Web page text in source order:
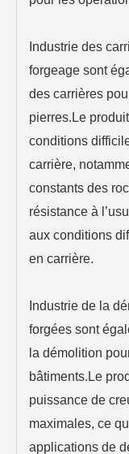
Industrie des
forgeage sont
des carrières
pierres.Le
conditions
carrière,
constants des
résistance à
aux conditions
en carrière.
Industrie de la
forgées sont
la démolition
bâtiments.Le
puissance de
maximales, ce
applications de